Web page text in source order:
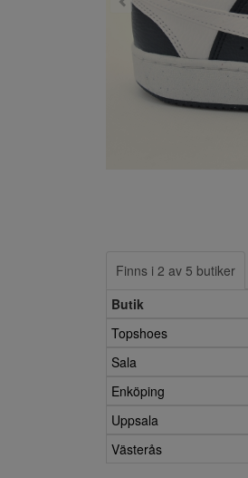
Finns i 2 av 5 butiker
Butik
Topshoes
Sala
Enköping
Uppsala
Västerås